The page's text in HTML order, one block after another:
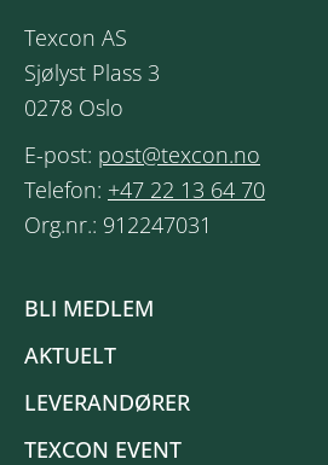
Texcon AS
Sjølyst Plass 3
0278 Oslo
E-post: post@texcon.no
Telefon: +47 22 13 64 70
Org.nr.: 912247031
BLI MEDLEM
AKTUELT
LEVERANDØRER
TEXCON EVENT